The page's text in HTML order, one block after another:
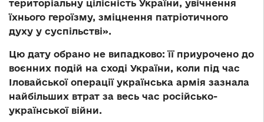
територіальну цілісність України, увічнення
їхнього героїзму, зміцнення патріотичного
духу у суспільстві».
Цю дату обрано не випадково: її приурочено до
воєнних подій на сході України, коли під час
Іловайської операції українська армія зазнала
найбільших втрат за весь час російсько-
української війни.